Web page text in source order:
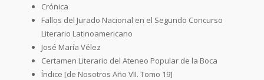
Crónica
Fallos del Jurado Nacional en el Segundo Concurso
Literario Latinoamericano
José María Vélez
Certamen Literario del Ateneo Popular de la Boca
Índice [de Nosotros Año VII. Tomo 19]